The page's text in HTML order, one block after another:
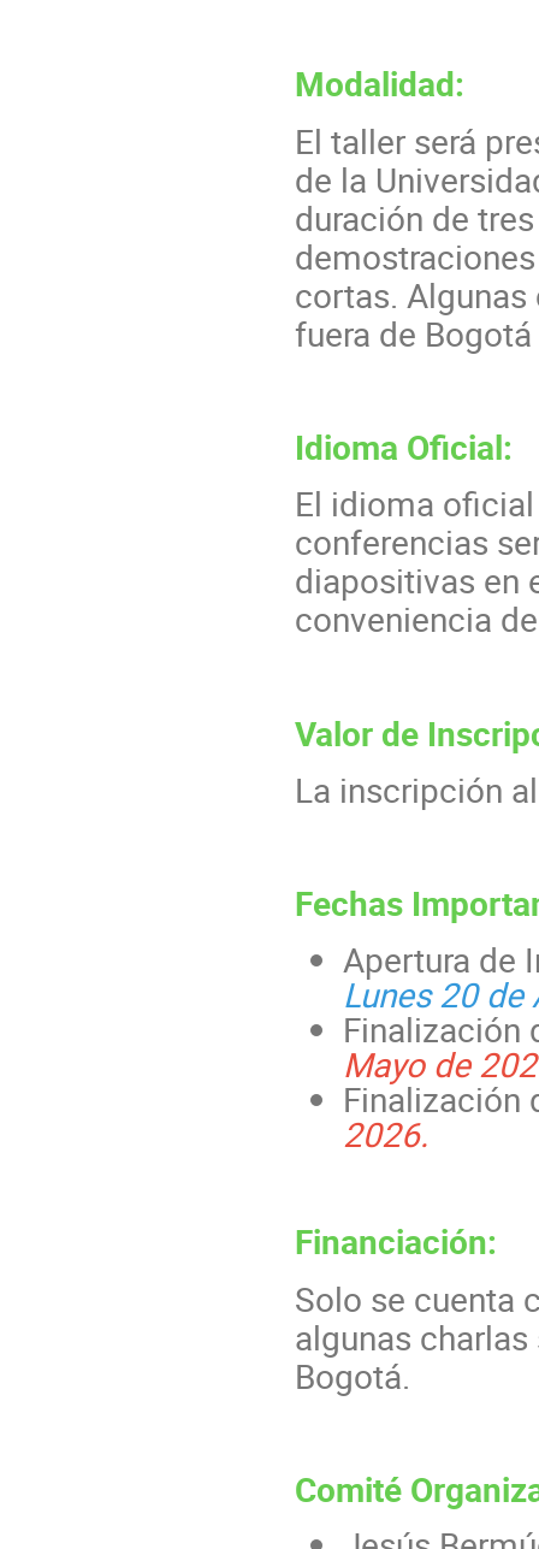
Modalidad:
El taller será
de la
duración de
cortas.
fuera de
Idioma Oficial:
El idioma
conferencias
diapositivas en
conveniencia
Valor de
La inscripción
Fechas
Apertura de
Lunes 20
Finalización
Mayo de
Finalización
2026.
Financiación:
Solo se cuenta
algunas
Bogotá.
Comité